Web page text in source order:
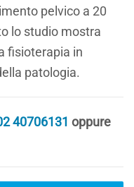
pelvico a 20
lo studio mostra
fisioterapia in
patologia.
40706131 oppure